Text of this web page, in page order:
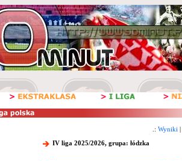
.: Wyniki |
IV liga 2025/2026, grupa: łódzka